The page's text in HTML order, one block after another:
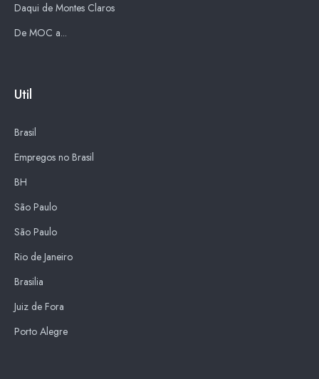
Daqui de Montes Claros
De MOC a...
Util
Brasil
Empregos no Brasil
BH
São Paulo
São Paulo
Rio de Janeiro
Brasilia
Juiz de Fora
Porto Alegre